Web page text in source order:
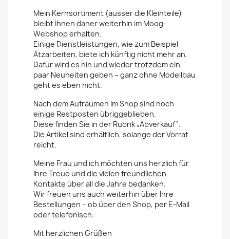
Mein Kernsortiment (ausser die Kleinteile)
bleibt Ihnen daher weiterhin im Moog-
Webshop erhalten.
Einige Dienstleistungen, wie zum Beispiel
Ätzarbeiten, biete ich künftig nicht mehr an.
Dafür wird es hin und wieder trotzdem ein
paar Neuheiten geben – ganz ohne Modellbau
geht es eben nicht.
Nach dem Aufräumen im Shop sind noch
einige Restposten übriggeblieben.
Diese finden Sie in der Rubrik „Abverkauf“.
Die Artikel sind erhältlich, solange der Vorrat
reicht.
Meine Frau und ich möchten uns herzlich für
Ihre Treue und die vielen freundlichen
Kontakte über all die Jahre bedanken.
Wir freuen uns auch weiterhin über Ihre
Bestellungen – ob über den Shop, per E-Mail
oder telefonisch.
Mit herzlichen Grüßen